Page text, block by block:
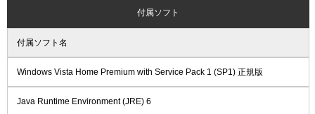
付属ソフト
付属ソフト名
Windows Vista Home Premium with Service Pack 1 (SP1) 正規版
Java Runtime Environment (JRE) 6